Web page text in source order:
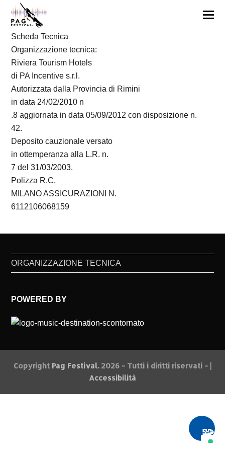
SchedaTecnica
Organizzazione tecnica:
Riviera Tourism Hotels
di PA Incentive s.r.l.
Autorizzata dalla Provincia di Rimini
in data 24/02/2010 n
.8 aggiornata in data 05/09/2012 con disposizione n.
42.
Deposito cauzionale versato
in ottemperanza alla L.R. n.
7 del 31/03/2003.
Polizza R.C.
MILANO ASSICURAZIONI N.
6112106068159
ORGANIZZAZIONE TECNICA
POWERED BY
Copyright Pag Festival.2026 - Tutti i diritti riservati - |
Accessibilità
🧩